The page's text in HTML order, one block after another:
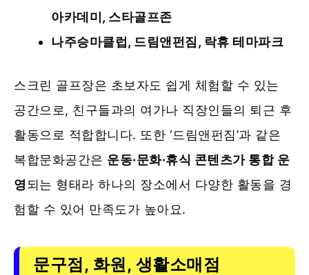
아카데미, 스타골프존
나주승마클럽, 드림앤펀짐, 락휴 테마파크
스크린 골프장은 초보자도 쉽게 체험할 수 있는
공간으로, 친구들과의 여가나 직장인들의 퇴근 후
활동으로 적합합니다. 또한 ‘드림앤펀짐’과 같은
복합문화공간은 운동·문화·휴식 콘텐츠가 통합 운
영되는 형태라 하나의 장소에서 다양한 활동을 경
험할 수 있어 만족도가 높아요.
문구점, 화원, 생활소매점